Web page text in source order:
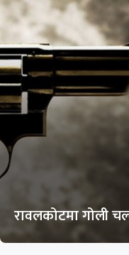
रावलकोटमा गोली